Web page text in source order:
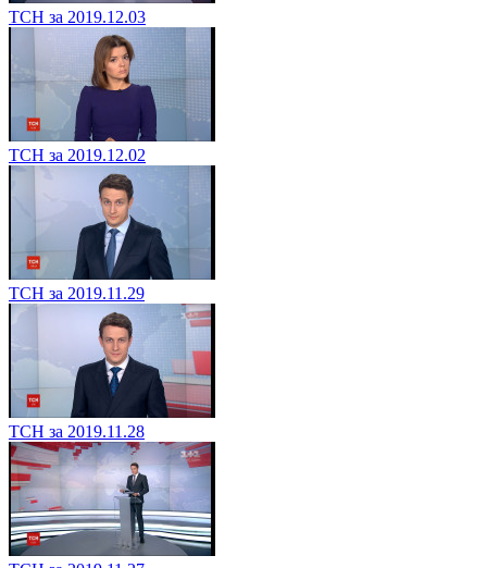
ТСН за 2019.12.03
ТСН за 2019.12.02
ТСН за 2019.11.29
ТСН за 2019.11.28